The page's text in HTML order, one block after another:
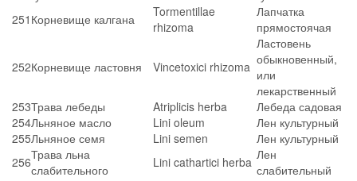
251 Корневище калгана
Tormentillae
rhizoma
Лапчатка
прямостоячая
252Корневище ластовня Vincetoxici rhizoma
Ластовень
обыкновенный,
или
лекарственный
253Трава лебеды Atriplicis herba
Лебеда садовая
254Льняное масло Lini oleum
Лен культурный
255Льняное семя Lini semen
Лен культурный
256Трава льна
слабительного
Lini cathartici herba Лен
слабительный